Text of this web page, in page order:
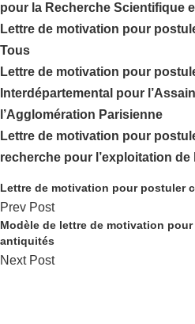
pour la Recherche Scientifique
Lettre de motivation pour
Tous
Lettre de motivation pour
Interdépartemental pour
l’Agglomération Parisienne
Lettre de motivation pour
recherche pour l’exploitation de
Lettre de motivation pour postuler
Prev Post
Modèle de lettre de motivation
antiquités
Next Post